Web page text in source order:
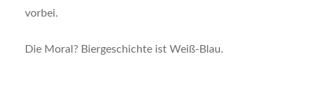
vorbei.
Die Moral? Biergeschichte ist Weiß-Blau.